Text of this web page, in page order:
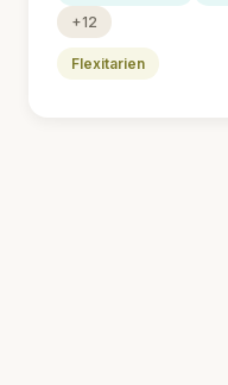
+12
Flexitarien